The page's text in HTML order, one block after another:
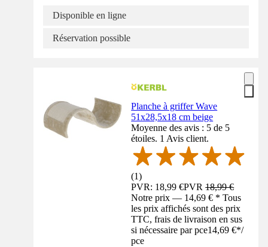
Disponible en ligne
Réservation possible
Planche à griffer Wave
51x28,5x18 cm beige
Moyenne des avis : 5 de 5
étoiles. 1 Avis client.
(1)
PVR: 18,99 €PVR18,99 €
Notre prix — 14,69 € * Tous
les prix affichés sont des prix
TTC, frais de livraison en sus
si nécessaire par pce14,69 €*/
pce